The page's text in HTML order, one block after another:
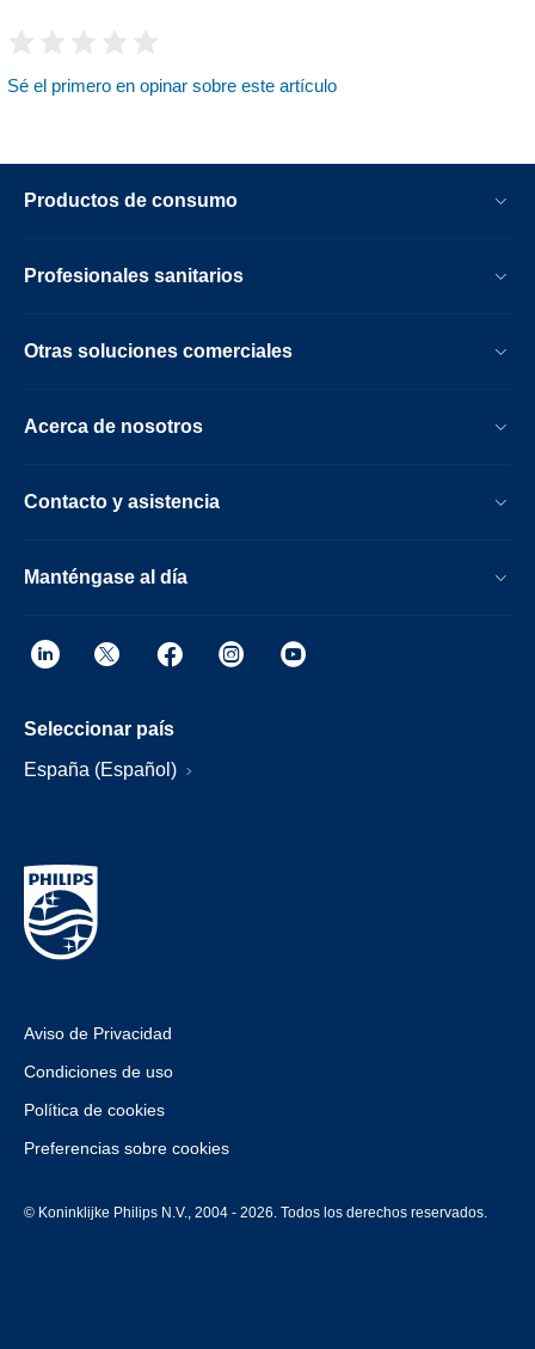
Sé el primero en opinar sobre este artículo
Productos de consumo
Profesionales sanitarios
Otras soluciones comerciales
Acerca de nosotros
Contacto y asistencia
Manténgase al día
Seleccionar país
España (Español)
Aviso de Privacidad
Condiciones de uso
Política de cookies
Preferencias sobre cookies
© Koninklijke Philips N.V., 2004 - 2026. Todos los derechos reservados.